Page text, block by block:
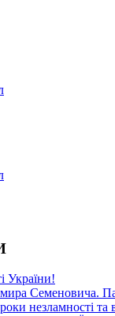
України!
Семеновича.
незламності та